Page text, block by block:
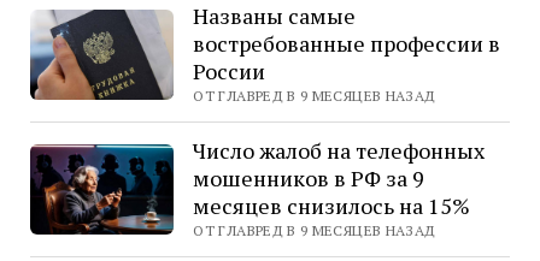
Названы самые
востребованные профессии в
России
ОТ ГЛАВРЕД В 9 МЕСЯЦЕВ НАЗАД
Число жалоб на телефонных
мошенников в РФ за 9
месяцев снизилось на 15%
ОТ ГЛАВРЕД В 9 МЕСЯЦЕВ НАЗАД